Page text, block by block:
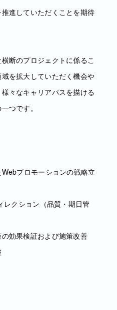
進していただくことを期待
断のプロジェクトに係るこ
を拡大していただく機会や
々なキャリアパスを描ける
つです。
プロモーションの戦略立
レクション（品質・期日管
効果検証および施策改善